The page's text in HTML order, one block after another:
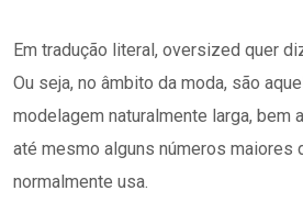
Em tradução literal, oversized quer
Ou seja, no âmbito da moda, são
modelagem naturalmente larga, bem
até mesmo alguns números maiores
normalmente usa.